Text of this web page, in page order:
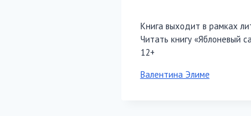
Книга выходит в рамках
Читать книгу «Яблоневый
12+
Метки
Валентина Элиме